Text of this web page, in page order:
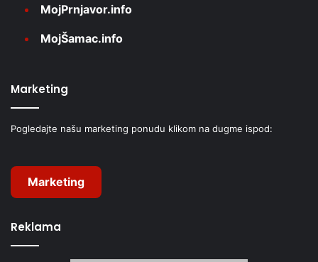
MojPrnjavor.info
MojŠamac.info
Marketing
Pogledajte našu marketing ponudu klikom na dugme ispod:
Marketing
Reklama